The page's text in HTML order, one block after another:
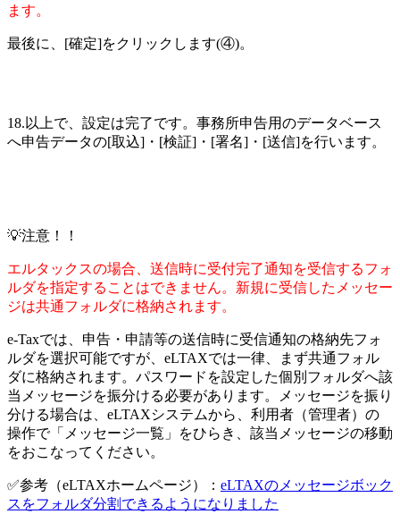
ます。
最後に、[確定]をクリックします(④)。
18.以上で、設定は完了です。事務所申告用のデータベース
へ申告データの[取込]・[検証]・[署名]・[送信]を行います。
💡注意 ！！
エルタックスの場合、送信時に受付完了通知を受信するフォ
ルダを指定することはできません。新規に受信したメッセー
ジは共通フォルダに格納されます。
e-Taxでは、申告・申請等の送信時に受信通知の格納先フォ
ルダを選択可能ですが、eLTAXでは一律、まず共通フォル
ダに格納されます。パスワードを設定した個別フォルダへ該
当メッセージを振分ける必要があります。メッセージを振り
分ける場合は、eLTAXシステムから、利用者（管理者）の
操作で「メッセージ一覧」をひらき、該当メッセージの移動
をおこなってください。
✅参考（eLTAXホームページ）： eLTAXのメッセージボック
スをフォルダ分割できるようになりました